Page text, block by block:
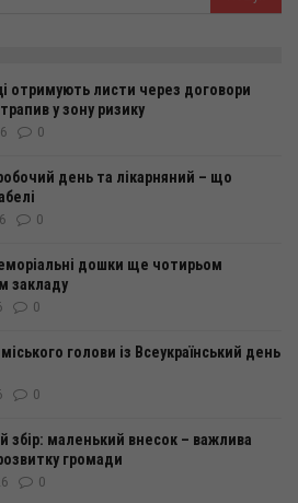
отримують листи через договори
у зону ризику
0
день та лікарняний – що
0
дошки ще чотирьом
закладу
0
голови із Всеукраїнський день
0
збір: маленький внесок – важлива
громади
0